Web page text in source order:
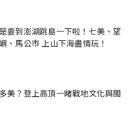
要到澎湖跳島一下啦！七美、望
、馬公市 上山下海盡情玩！
美？登上高頂一睹戰地文化與閩